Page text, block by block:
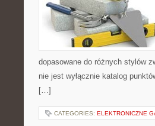
dopasowane do różnych stylów
nie jest wyłącznie katalog
[…]
CATEGORIES: ELEKTRONICZNE